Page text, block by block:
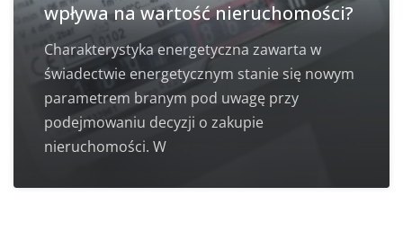
wpływa na wartość nieruchomości?
Charakterystyka energetyczna zawarta w
świadectwie energetycznym stanie się nowym
parametrem branym pod uwagę przy
podejmowaniu decyzji o zakupie
nieruchomości. W